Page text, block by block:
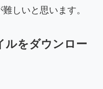
しいと思います。
ルをダウンロー